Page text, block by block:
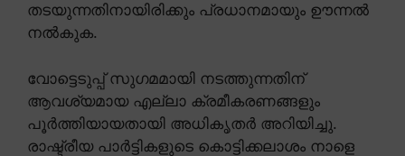
തടയുന്നതിനായിരിക്കും പ്രധാനമായും ഊന്നൽ
നൽകുക.
വോട്ടെടുപ്പ് സുഗമമായി നടത്തുന്നതിന്
ആവശ്യമായ എല്ലാ ക്രമീകരണങ്ങളും
പൂർത്തിയായതായി അധികൃതർ അറിയിച്ചു.
രാഷ്ട്രീയ പാർട്ടികളുടെ കൊട്ടിക്കലാശം നാളെ